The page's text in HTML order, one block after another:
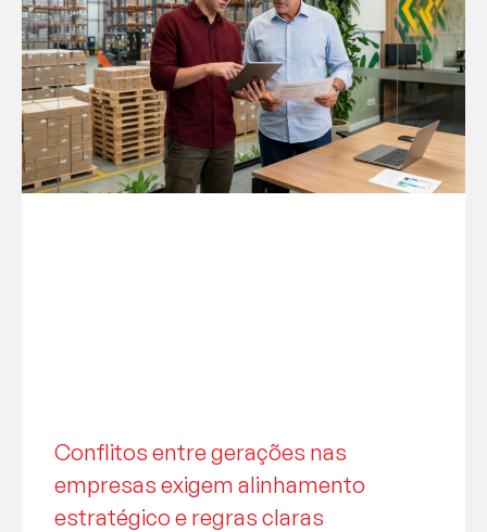
Conflitos entre gerações nas
empresas exigem alinhamento
estratégico e regras claras